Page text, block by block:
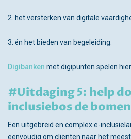
2. het versterken van digitale
3. én het bieden van begeleiding.
Digibanken met digipunten spelen
#Uitdaging 5: help
inclusiebos de
Een uitgebreid en complex e-
eenvoudig om cliënten naar het